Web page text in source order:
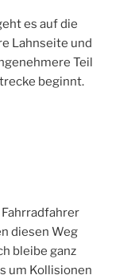
es auf die
Lahnseite und
Teil
beginnt.
diesen Weg
bleibe ganz
um Kollisionen